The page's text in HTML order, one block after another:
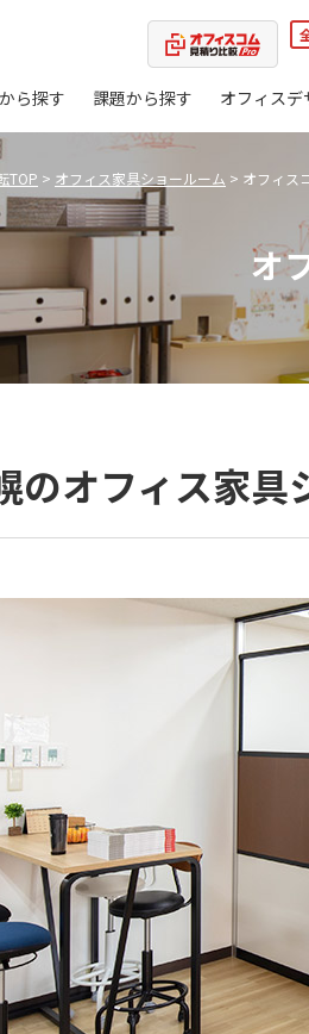
ら探す 課題から探す オフィスデ
TOP > オフィス家具ショールーム > オフィス
オ
のオフィス家具